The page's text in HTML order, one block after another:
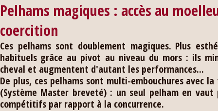
Pelhams magiques : accès au
coercition
Ces pelhams sont doublement magiques. Plus
habituels grâce au pivot au niveau du mors : ils
cheval et augmentent d'autant les performances...
De plus, ces pelhams sont multi-embouchures avec
(Système Master breveté) : un seul pelham en
compétitifs par rapport à la concurrence.